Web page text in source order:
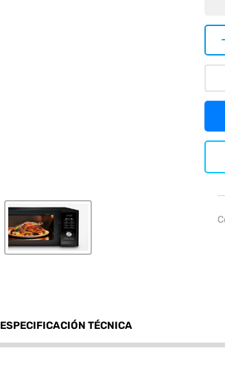
ESPECIFICACIÓN TÉCNICA